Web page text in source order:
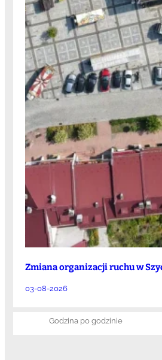
Zmiana organizacji ruchu w
03-08-2026
Godzina po godzinie